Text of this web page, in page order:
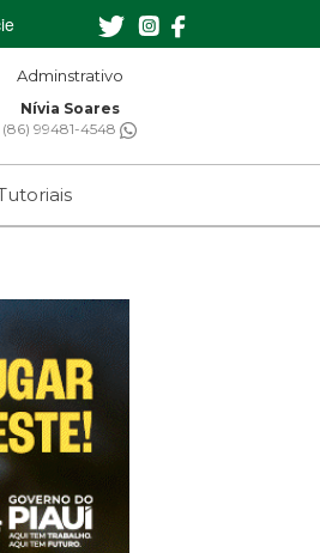
Adminstrativo
Nívia Soares
(86) 99481-4548